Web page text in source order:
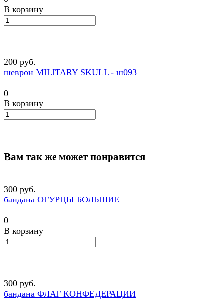
В корзину
200 руб.
шеврон MILITARY SKULL - ш093
0
В корзину
Вам так же может понравится
300 руб.
бандана ОГУРЦЫ БОЛЬШИЕ
0
В корзину
300 руб.
бандана ФЛАГ КОНФЕДЕРАЦИИ